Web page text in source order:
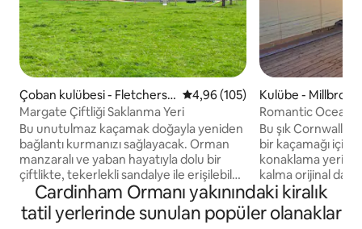
Çoban kulübesi - Fletchersb
ridge
5 üzerinden ortalama 4,96
4,96 (105)
Margate Çiftliği Saklanma Yeri
Bu unutulmaz kaçamak doğayla yeniden
bağlantı kurmanızı sağlayacak. Orman
manzaralı ve yaban hayatıyla dolu bir
çiftlikte, tekerlekli sandalye ile erişilebilen
benzersiz bir çoban kulübesi. İki bisiklet
parkuruna, ormana ve National Trust
Park'a kolayca ulaşılabilir. Bir dizi plaj
Kulübe - Millbrook
Romantic Ocean
Cornwall
Bu şık Cornwall
bir kaçamağı için
konaklama
kalma orijinal dağ
zanaatkarlar
standarda
sonra cennet gibi
Cardinham Ormanı yakınındaki kiralık
tatil yerlerinde sunulan popüler olanaklar